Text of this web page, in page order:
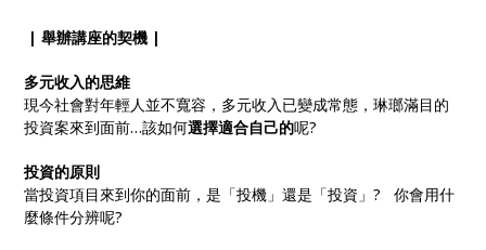
| 舉辦講座的契機 |
多元收入的思維
現今社會對年輕人並不寬容，多元收入已變成常態，琳瑯滿目的
投資案來到面前…該如何選擇適合自己的呢?
投資的原則
當投資項目來到你的面前，是「投機」還是「投資」? 你會用什
麼條件分辨呢?